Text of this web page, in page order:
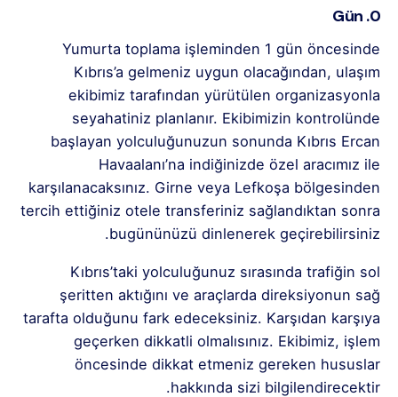
0. Gün
Yumurta toplama işleminden 1 gün öncesinde
Kıbrıs’a gelmeniz uygun olacağından, ulaşım
ekibimiz tarafından yürütülen organizasyonla
seyahatiniz planlanır. Ekibimizin kontrolünde
başlayan yolculuğunuzun sonunda Kıbrıs Ercan
Havaalanı’na indiğinizde özel aracımız ile
karşılanacaksınız. Girne veya Lefkoşa bölgesinden
tercih ettiğiniz otele transferiniz sağlandıktan sonra
bugününüzü dinlenerek geçirebilirsiniz.
Kıbrıs’taki yolculuğunuz sırasında trafiğin sol
şeritten aktığını ve araçlarda direksiyonun sağ
tarafta olduğunu fark edeceksiniz. Karşıdan karşıya
geçerken dikkatli olmalısınız. Ekibimiz, işlem
öncesinde dikkat etmeniz gereken hususlar
hakkında sizi bilgilendirecektir.